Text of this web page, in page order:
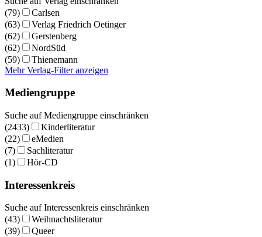
(79)
Carlsen
(63)
Verlag Friedrich Oetinger
(62)
Gerstenberg
(62)
NordSüd
(59)
Thienemann
Mehr Verlag-Filter anzeigen
Mediengruppe
Suche auf Mediengruppe einschränken
(2433)
Kinderliteratur
(22)
eMedien
(7)
Sachliteratur
(1)
Hör-CD
Interessenkreis
Suche auf Interessenkreis einschränken
(43)
Weihnachtsliteratur
(39)
Queer